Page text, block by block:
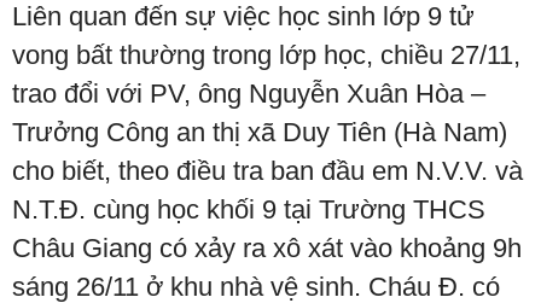
Liên quan đến sự việc học sinh lớp 9 tử
vong bất thường trong lớp học, chiều 27/11,
trao đổi với PV, ông Nguyễn Xuân Hòa –
Trưởng Công an thị xã Duy Tiên (Hà Nam)
cho biết, theo điều tra ban đầu em N.V.V. và
N.T.Đ. cùng học khối 9 tại Trường THCS
Châu Giang có xảy ra xô xát vào khoảng 9h
sáng 26/11 ở khu nhà vệ sinh. Cháu Đ. có